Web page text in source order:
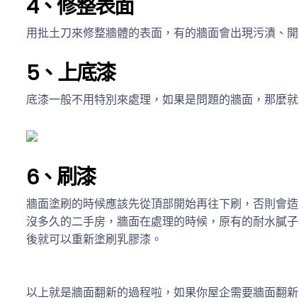
4、修整表面
用批土刀來修整牆體的表面，有的牆面會出現污漬、
5、上底漆
底漆一般不用特別來處理，如果是問題的牆面，那麼
6、刷漆
牆面塗刷的時候應該先從頂部開始再往下刷，否則會
沒多久的二手房，牆面在處理的時候，原有的耐水膩
後就可以重新塗刷乳膠漆。
以上就是牆面翻新的過程啦，如果你屋企需要牆面翻